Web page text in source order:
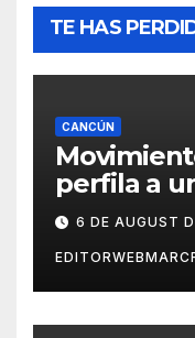
TE HAS
CANCÚN
perfila a
6 DE AUGUST